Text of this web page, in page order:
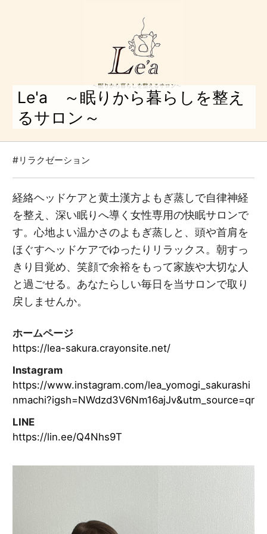
Le'a ～眠りから暮らしを整え
るサロン～
#リラクゼーション
経絡ヘッドケアと黄土漢方よもぎ蒸しで自律神経
を整え、深い眠りへ導く女性専用の快眠サロンで
す。心地よい温かさのよもぎ蒸しと、頭や首肩を
ほぐすヘッドケアでゆったりリラックス。朝すっ
きり目覚め、笑顔で余裕をもって家族や大切な人
と過ごせる。あなたらしい毎日を当サロンで取り
戻しませんか。
ホームページ
https://lea-sakura.crayonsite.net/
Instagram
https://www.instagram.com/lea_yomogi_sakurashi
nmachi?igsh=NWdzd3V6Nm16ajJv&utm_source=qr
LINE
https://lin.ee/Q4Nhs9T